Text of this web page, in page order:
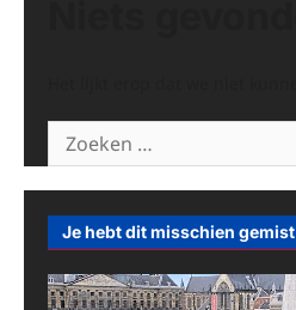
Zoeken
naar:
Je hebt dit misschien gemist